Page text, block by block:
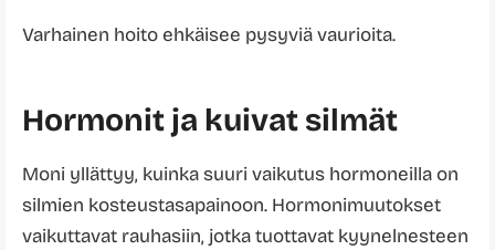
Varhainen hoito ehkäisee pysyviä vaurioita.
Hormonit ja kuivat silmät
Moni yllättyy, kuinka suuri vaikutus hormoneilla on
silmien kosteustasapainoon. Hormonimuutokset
vaikuttavat rauhasiin, jotka tuottavat kyynelnesteen